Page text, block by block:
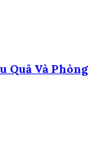
Quả Và Phòng